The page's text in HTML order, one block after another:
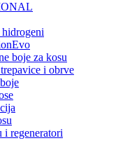
boje za kosu
i obrve
i regeneratori